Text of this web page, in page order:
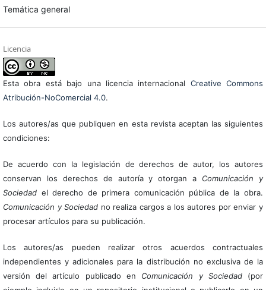
Temática general
Licencia
Esta obra está bajo una licencia internacional Creative Commons
Atribución-NoComercial 4.0.
Los autores/as que publiquen en esta revista aceptan las siguientes
condiciones:
De acuerdo con la legislación de derechos de autor, los autores
conservan los derechos de autoría y otorgan a Comunicación y
Sociedadel derecho de primera comunicación pública de la obra.
Comunicación y Sociedad no realiza cargos a los autores por enviar y
procesar artículos para su publicación.
Los autores/as pueden realizar otros acuerdos contractuales
independientes y adicionales para la distribución no exclusiva de la
versión del artículo publicado en Comunicación y Sociedad(por